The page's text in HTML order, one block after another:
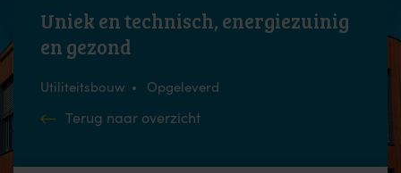
Uniek en technisch, energiezuinig
en gezond
Utiliteitsbouw Opgeleverd
Terug naar overzicht